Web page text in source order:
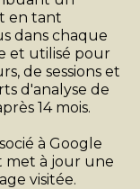
en tant
dans chaque
et utilisé pour
de sessions et
d'analyse de
14 mois.
à Google
met à jour une
visitée.